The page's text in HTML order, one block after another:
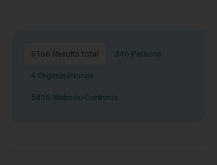
6166 Results total 346 Persons
4 Organisationen
5816 Website-Contents